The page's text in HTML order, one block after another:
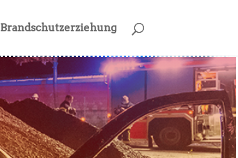
Brandschutzerziehung